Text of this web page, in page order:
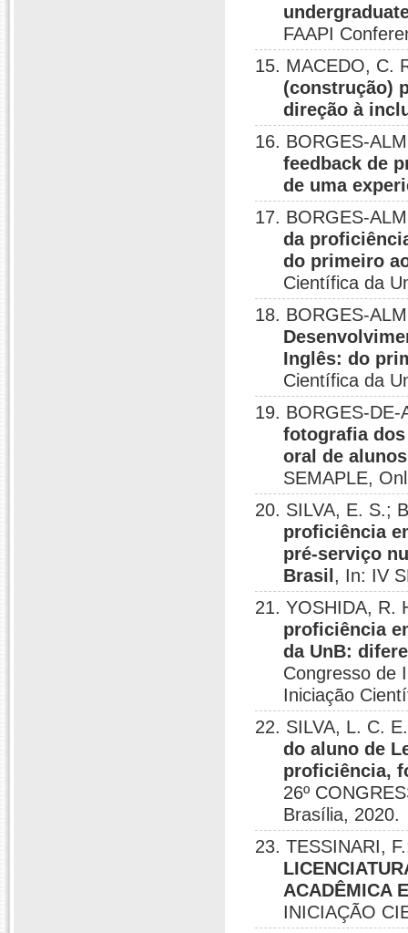
FAAPI
15. MACEDO, C.
(construção)
direção à
16. BORGES-
feedback de
de uma
17. BORGES-
da
do primeiro
Científica da
18. BORGES-
Inglês: do
Científica da
19. BORGES-
fotografia
oral de
SEMAPLE,
20. SILVA, E. S.;
proficiência
pré-serviço
Brasil , In: IV
21. YOSHIDA, R.
proficiência
da UnB:
Congresso de
Iniciação
22. SILVA, L. C.
do aluno de
proficiência,
26º
Brasília, 2020.
23. TESSINARI,
ACADÊMICA
INICIAÇÃO